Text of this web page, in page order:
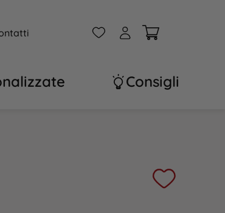
W A
Consigli